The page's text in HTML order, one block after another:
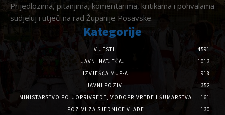
Prijedlozima, pitanjima, komentarima, kritikama i pohvalama
sudjeluj i utječi na rad Županije Posavske.
Kategorije
VIJESTI
4591
JAVNI NATJEČAJI
1013
IZVJEŠĆA MUP-A
918
JAVNI POZIVI
352
MINISTARSTVO POLJOPRIVREDE, VODOPRIVREDE I ŠUMARSTVA
161
POZIVI ZA SJEDNICE VLADE
130